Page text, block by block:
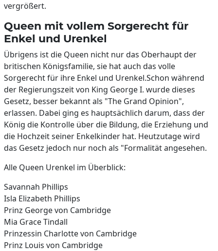
vergrößert.
Queen mit vollem Sorgerecht für
Enkel und Urenkel
Übrigens ist die Queen nicht nur das Oberhaupt der
britischen Königsfamilie, sie hat auch das volle
Sorgerecht für ihre Enkel und Urenkel.Schon während
der Regierungszeit von King George I. wurde dieses
Gesetz, besser bekannt als "The Grand Opinion",
erlassen. Dabei ging es hauptsächlich darum, dass der
König die Kontrolle über die Bildung, die Erziehung und
die Hochzeit seiner Enkelkinder hat. Heutzutage wird
das Gesetz jedoch nur noch als "Formalität angesehen.
Alle Queen Urenkel im Überblick:
Savannah Phillips
Isla Elizabeth Phillips
Prinz George von Cambridge
Mia Grace Tindall
Prinzessin Charlotte von Cambridge
Prinz Louis von Cambridge